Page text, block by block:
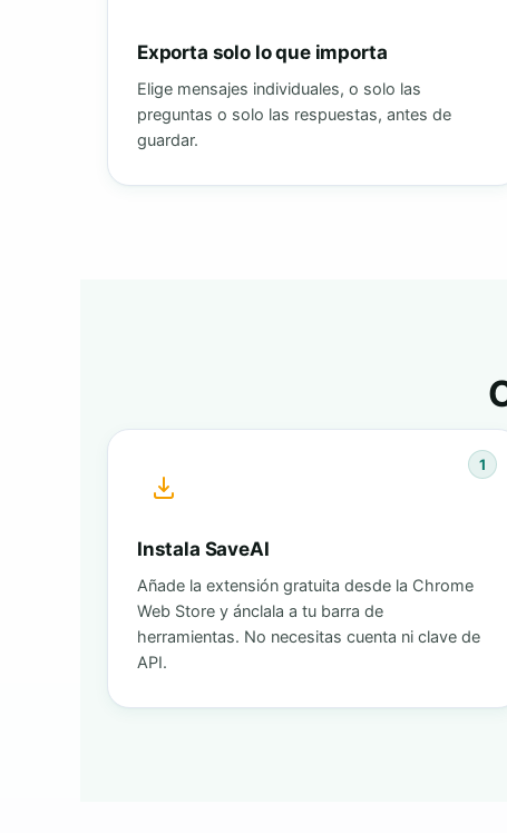
Exporta solo lo que importa
Elige mensajes individuales, o solo las
preguntas o solo las respuestas, antes de
guardar.
1
Instala SaveAI
Añade la extensión gratuita desde la Chrome
Web Store y ánclala a tu barra de
herramientas. No necesitas cuenta ni clave de
API.